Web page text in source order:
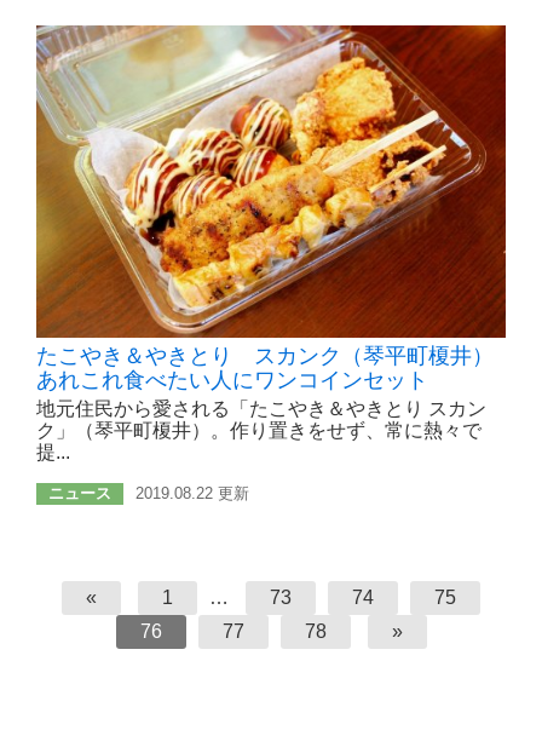
たこやき＆やきとり スカンク（琴平町榎井）
あれこれ食べたい人にワンコインセット
地元住民から愛される「たこやき＆やきとり スカン
ク」（琴平町榎井）。作り置きをせず、常に熱々で
提...
ニュース 2019.08.22 更新
« 1 … 73 74
75
76
77 78 »